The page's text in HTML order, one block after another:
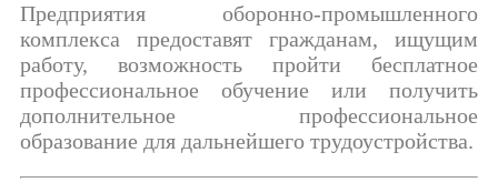
Предприятия оборонно-промышленного
комплекса предоставят гражданам, ищущим
работу, возможность пройти бесплатное
профессиональное обучение или получить
дополнительное профессиональное
образование для дальнейшего трудоустройства.